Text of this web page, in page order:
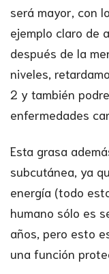
será mayor, con
ejemplo claro de
después de la
niveles,
2 y también
enfermedades
Esta grasa
subcutánea, ya
energía (todo
humano sólo es
años, pero esto
una función